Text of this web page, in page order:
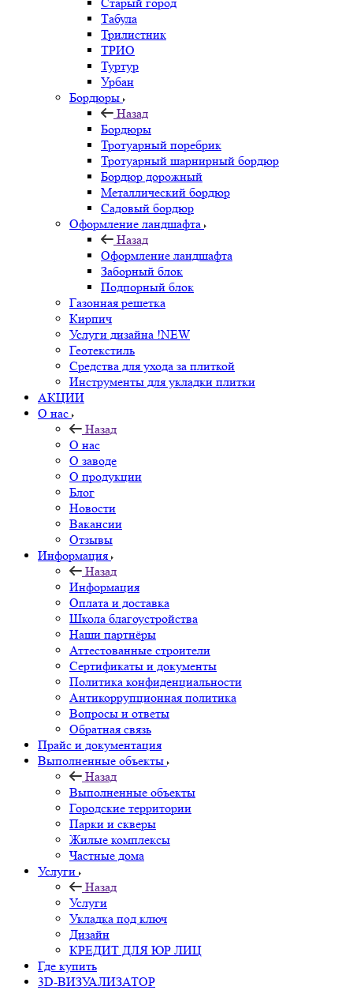
Табула
Трилистник
ТРИО
Туртур
Урбан
Бордюры
Назад
Бордюры
Тротуарный поребрик
Тротуарный шарнирный бордюр
Бордюр дорожный
Металлический бордюр
Садовый бордюр
Оформление ландшафта
Назад
Оформление ландшафта
Заборный блок
Подпорный блок
Газонная решетка
Кирпич
Услуги дизайна !NEW
Геотекстиль
Средства для ухода за плиткой
Инструменты для укладки плитки
АКЦИИ
О нас
Назад
О нас
О заводе
О продукции
Блог
Новости
Вакансии
Отзывы
Информация
Назад
Информация
Оплата и доставка
Школа благоустройства
Наши партнёры
Аттестованные строители
Сертификаты и документы
Политика конфиденциальности
Антикоррупционная политика
Вопросы и ответы
Обратная связь
Прайс и документация
Выполненные объекты
Назад
Выполненные объекты
Городские территории
Парки и скверы
Жилые комплексы
Частные дома
Услуги
Назад
Услуги
Укладка под ключ
Дизайн
КРЕДИТ ДЛЯ ЮР ЛИЦ
Где купить
3D-ВИЗУАЛИЗАТОР